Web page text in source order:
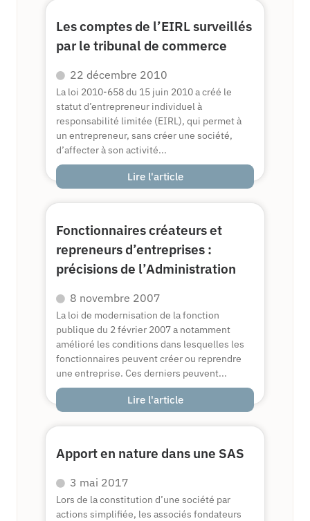
Les comptes de l’EIRL surveillés
par le tribunal de commerce
22 décembre 2010
La loi 2010-658 du 15 juin 2010 a créé le
statut d’entrepreneur individuel à
responsabilité limitée (EIRL), qui permet à
un entrepreneur, sans créer une société,
d’affecter à son activité...
Lire l'article
Fonctionnaires créateurs et
repreneurs d’entreprises :
précisions de l’Administration
8 novembre 2007
La loi de modernisation de la fonction
publique du 2 février 2007 a notamment
amélioré les conditions dans lesquelles les
fonctionnaires peuvent créer ou reprendre
une entreprise. Ces derniers peuvent...
Lire l'article
Apport en nature dans une SAS
3 mai 2017
Lors de la constitution d’une société par
actions simplifiée, les associés fondateurs